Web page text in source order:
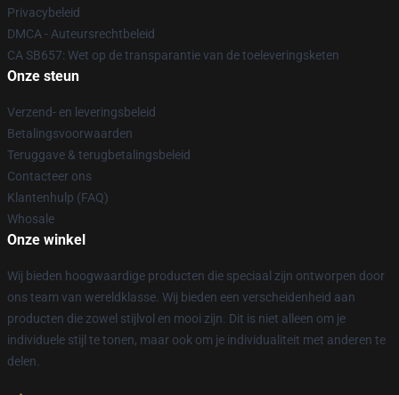
Privacybeleid
DMCA - Auteursrechtbeleid
CA SB657: Wet op de transparantie van de toeleveringsketen
Onze steun
Verzend- en leveringsbeleid
Betalingsvoorwaarden
Teruggave & terugbetalingsbeleid
Contacteer ons
Klantenhulp (FAQ)
Whosale
Onze winkel
Wij bieden hoogwaardige producten die speciaal zijn ontworpen door
ons team van wereldklasse. Wij bieden een verscheidenheid aan
producten die zowel stijlvol en mooi zijn. Dit is niet alleen om je
individuele stijl te tonen, maar ook om je individualiteit met anderen te
delen.